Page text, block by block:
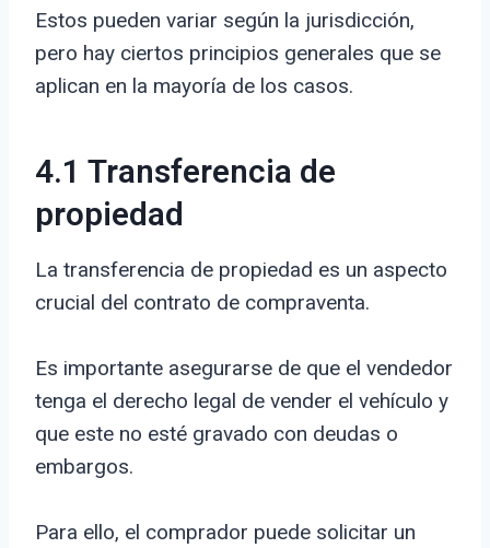
Estos pueden variar según la jurisdicción,
pero hay ciertos principios generales que se
aplican en la mayoría de los casos.
4.1 Transferencia de
propiedad
La transferencia de propiedad es un aspecto
crucial del contrato de compraventa.
Es importante asegurarse de que el vendedor
tenga el derecho legal de vender el vehículo y
que este no esté gravado con deudas o
embargos.
Para ello, el comprador puede solicitar un